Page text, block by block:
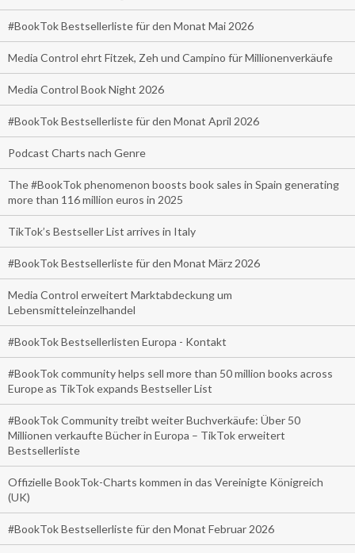
#BookTok Bestsellerliste für den Monat Mai 2026
Media Control ehrt Fitzek, Zeh und Campino für Millionenverkäufe
Media Control Book Night 2026
#BookTok Bestsellerliste für den Monat April 2026
Podcast Charts nach Genre
The #BookTok phenomenon boosts book sales in Spain generating
more than 116 million euros in 2025
TikTok’s Bestseller List arrives in Italy
#BookTok Bestsellerliste für den Monat März 2026
Media Control erweitert Marktabdeckung um
Lebensmitteleinzelhandel
#BookTok Bestsellerlisten Europa - Kontakt
#BookTok community helps sell more than 50 million books across
Europe as TikTok expands Bestseller List
#BookTok Community treibt weiter Buchverkäufe: Über 50
Millionen verkaufte Bücher in Europa – TikTok erweitert
Bestsellerliste
Offizielle BookTok-Charts kommen in das Vereinigte Königreich
(UK)
#BookTok Bestsellerliste für den Monat Februar 2026